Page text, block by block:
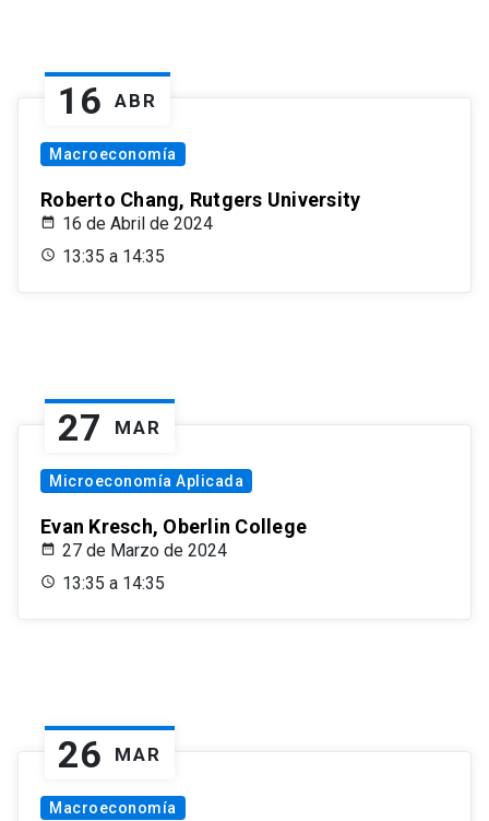
16 ABR
Macroeconomía
Roberto Chang, Rutgers University
16 de Abril de 2024
13:35 a 14:35
27 MAR
Microeconomía Aplicada
Evan Kresch, Oberlin College
27 de Marzo de 2024
13:35 a 14:35
26 MAR
Macroeconomía